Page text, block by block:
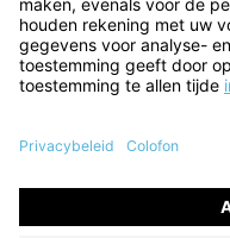
Klantenservice
Informatie